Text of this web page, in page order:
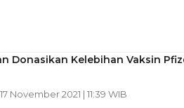
Donasikan Kelebihan Vaksin
November 2021 | 11:39 WIB